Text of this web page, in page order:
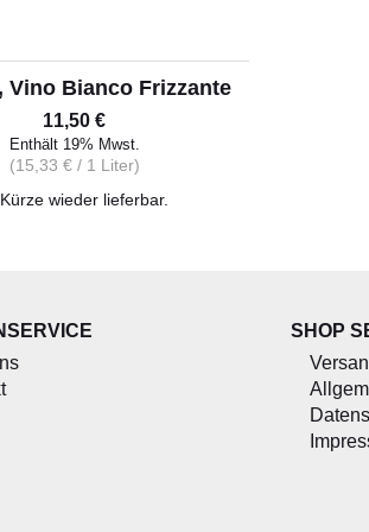
Vino Bianco Frizzante
11,50 €
Enthält 19% Mwst.
(15,33 €/ 1 Liter)
wieder lieferbar.
SHOP